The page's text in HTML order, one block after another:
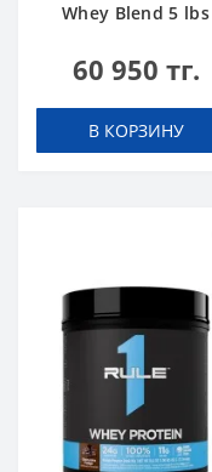
Whey Blend 5 lbs
60 950 тг.
В КОРЗИНУ